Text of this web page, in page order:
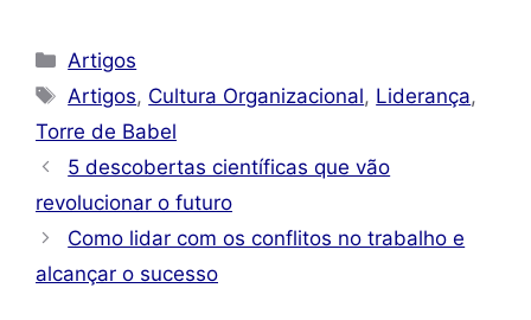
Categorias
Artigos
Tags
Artigos, Cultura Organizacional, Liderança,
Torre de Babel
5 descobertas científicas que vão
revolucionar o futuro
Como lidar com os conflitos no trabalho e
alcançar o sucesso